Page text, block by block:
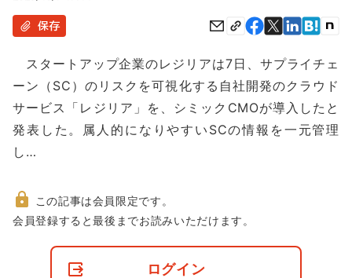
ツ
に
動
保存
スタートアップ企業のレジリアは7日、サプライチェ
ーン（SC）のリスクを可視化する自社開発のクラウド
サービス「レジリア」を、シミックCMOが導入したと
発表した。属人的になりやすいSCの情報を一元管理
し…
非
この記事は会員限定です。
会員登録すると最後までお読みいただけます。
ログイン